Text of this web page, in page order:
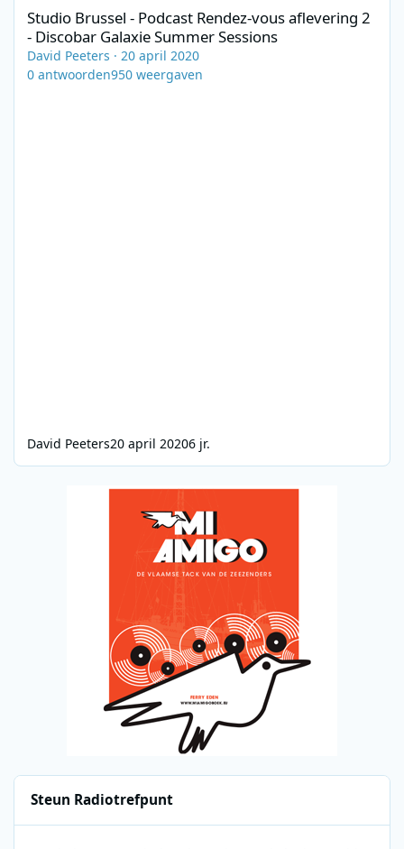
Studio Brussel - Podcast Rendez-vous aflevering 2
- Discobar Galaxie Summer Sessions
David Peeters · 20 april 2020
0 antwoorden950 weergaven
David Peeters20 april 20206 jr.
Steun Radiotrefpunt